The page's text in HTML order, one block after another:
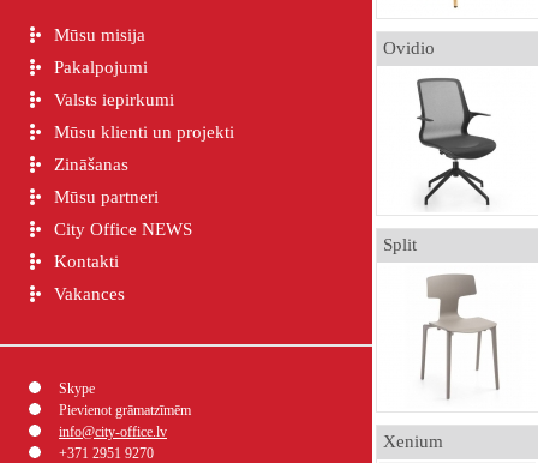
Mūsu misija
Pakalpojumi
Valsts iepirkumi
Mūsu klienti un projekti
Zināšanas
Mūsu partneri
City Office NEWS
Kontakti
Vakances
Skype
Pievienot grāmatzīmēm
info@city-office.lv
+371 2951 9270
Ovidio
Split
Xenium